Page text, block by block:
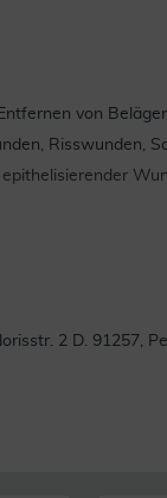
von
Risswunden,
2 D. 91257,